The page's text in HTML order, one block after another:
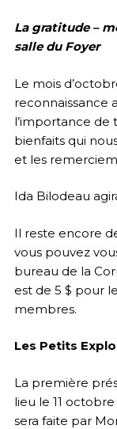
La gratitude –
salle du Foyer
Le mois
reconnaissance
l’importance de
bienfaits qui
et les
Ida Bilodeau
Il reste encore
vous pouvez
bureau de la
est de 5 $ pour
membres.
Les Petits
La première
lieu le 11
sera faite par